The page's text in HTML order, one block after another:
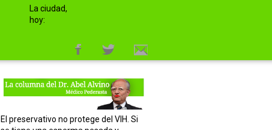
La ciudad,
hoy:
El preservativo no protege del VIH. Si